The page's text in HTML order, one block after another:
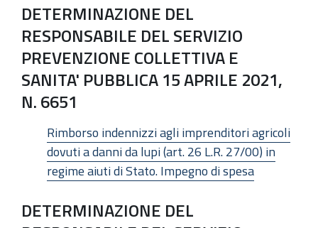
DETERMINAZIONE DEL
RESPONSABILE DEL SERVIZIO
PREVENZIONE COLLETTIVA E
SANITA' PUBBLICA 15 APRILE 2021,
N. 6651
Rimborso indennizzi agli imprenditori agricoli
dovuti a danni da lupi (art. 26 L.R. 27/00) in
regime aiuti di Stato. Impegno di spesa
DETERMINAZIONE DEL